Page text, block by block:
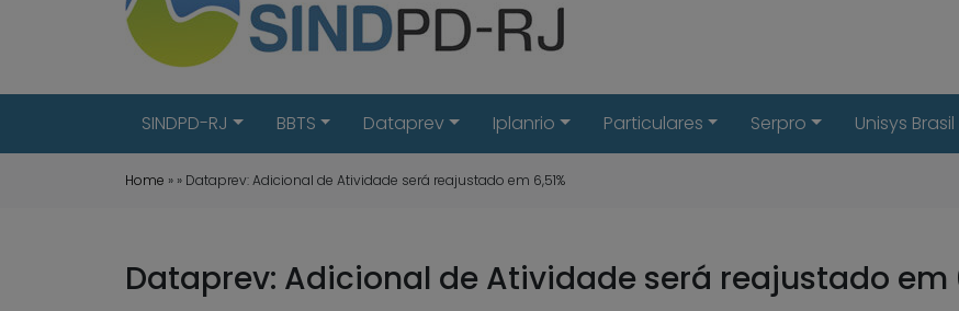
SINDPD-RJ BBTS Dataprev Iplanrio Particulares Serpro Unisys Brasil
Home » » Dataprev: Adicional de Atividade será reajustado em 6,51%
Dataprev: Adicional de Atividade será reajustado em